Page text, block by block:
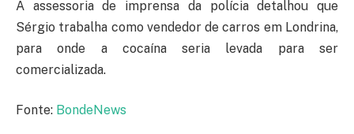
A assessoria de imprensa da polícia detalhou que
Sérgio trabalha como vendedor de carros em Londrina,
para onde a cocaína seria levada para ser
comercializada.
Fonte: BondeNews